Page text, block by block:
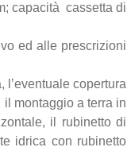
capacità cassetta di
ed alle prescrizioni
copertura
montaggio a terra in
il rubinetto di
idrica con rubinetto